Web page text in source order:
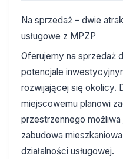
Na sprzedaż – dwie
usługowe z MPZP
Oferujemy na sprzedaż
potencjale
rozwijającej się okolicy.
miejscowemu planowi
przestrzennego
zabudowa
działalności usługowej.